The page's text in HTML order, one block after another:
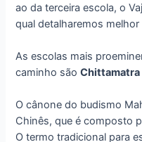
ao da terceira escola, o
qual detalharemos melhor
As escolas mais
caminho sãoChittamatra
O cânone do budismo
Chinês, que é composto
O termo tradicional para